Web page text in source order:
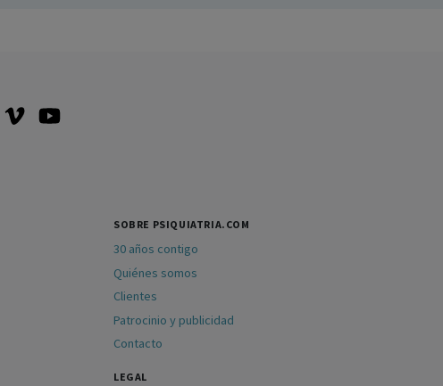
SOBRE PSIQUIATRIA.COM
30 años contigo
Quiénes somos
Clientes
Patrocinio y publicidad
Contacto
LEGAL